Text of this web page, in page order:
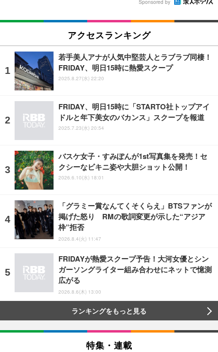
Sponsored by
アクセスランキング
若手美人アナが人気中堅芸人とラブラブ同棲！
FRIDAY、明日15時に熱愛スクープ
2025.8.27(水) 22:20
FRIDAY、明日15時に「STARTO社トップアイ
ドルと年下美女のバカンス」スクープを報道
2025.7.23(水) 20:54
バスケ女子・すみぽんが1st写真集を発売！セ
クシーなビキニ姿や大胆ショット公開！
2026.6.10(水) 18:01
「グラミー賞なんてくそくらえ」BTSファンが
掲げた怒り RMの歌詞変更が示した“アジア
枠”拒否
2026.8.4(火) 11:47
FRIDAYが熱愛スクープ予告！大河女優とシン
ガーソングライター組み合わせにネットで憶測
広がる
2026.8.6(木) 13:00
ランキングをもっと見る
特集・連載